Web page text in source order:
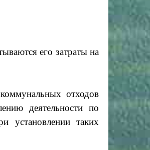
его затраты на
отходов
деятельности по
установлении таких